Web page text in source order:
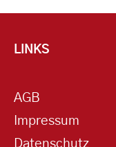
LINKS
AGB
Impressum
Datenschutz